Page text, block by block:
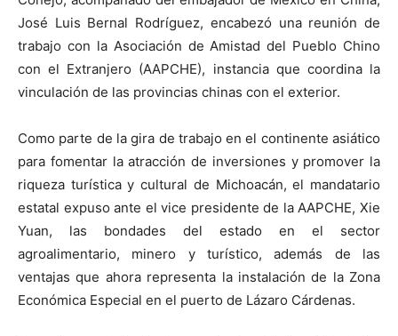
José Luis Bernal Rodríguez, encabezó una reunión de
trabajo con la Asociación de Amistad del Pueblo Chino
con el Extranjero (AAPCHE), instancia que coordina la
vinculación de las provincias chinas con el exterior.
Como parte de la gira de trabajo en el continente asiático
para fomentar la atracción de inversiones y promover la
riqueza turística y cultural de Michoacán, el mandatario
estatal expuso ante el vice presidente de la AAPCHE, Xie
Yuan, las bondades del estado en el sector
agroalimentario, minero y turístico, además de las
ventajas que ahora representa la instalación de la Zona
Económica Especial en el puerto de Lázaro Cárdenas.